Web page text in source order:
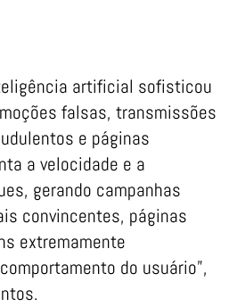
artificial sofisticou
falsas, transmissões
e páginas
a velocidade e a
gerando campanhas
convincentes, páginas
extremamente
do usuário”,